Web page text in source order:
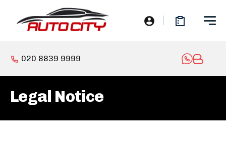
020 8839 9999
Legal Notice